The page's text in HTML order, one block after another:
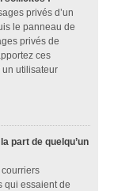
privés d’un
le panneau de
privés de
ces
un utilisateur
part de quelqu’un
courriers
qui essaient de